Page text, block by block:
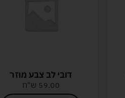
דובי לב צבע מוזר
59.00 ש"ח